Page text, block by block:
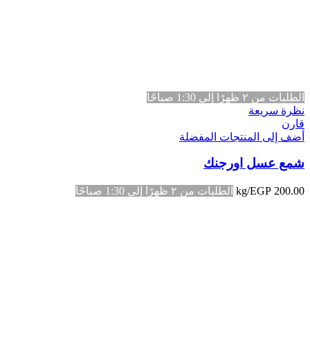
الطلبات من ٢ ظهرًا إلى 1:30 صباحًا
نظرة سريعة
قارن
أضف إلى المنتجات المفضلة
شمع عسل اورجنك
EGP 200.00
/kg الطلبات من ٢ ظهرًا إلى 1:30 صباحًا